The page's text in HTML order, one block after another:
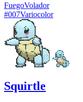
FuegoVolador
#007Variocolor
Squirtle